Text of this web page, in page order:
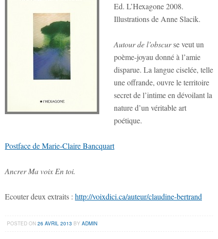
Ed. L’Hexagone 2008.
Illustrations de Anne Slacik.
Autour de l’obscurse veut un
poème-joyau donné à l’amie
disparue. La langue ciselée, telle
une offrande, ouvre le territoire
secret de l’intime en dévoilant la
nature d’un véritable art
poétique.
Postface de Marie-Claire Bancquart
AncrerMa voix En toi.
Ecouter deux extraits : http://voixdici.ca/auteur/claudine-bertrand
POSTED ON26 AVRIL 2013 BYADMIN